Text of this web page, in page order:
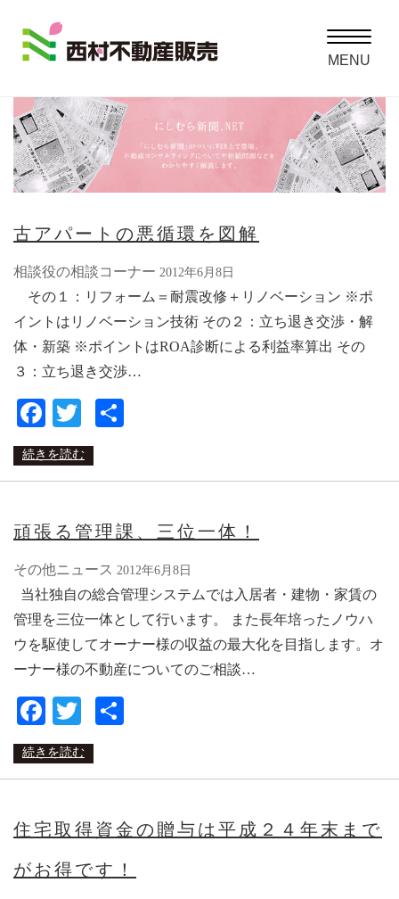
Toggle
MENU
古アパートの悪循環を図解
相談役の相談コーナー 2012年6月8日
その１：リフォーム＝耐震改修＋リノベーション ※ポ
イントはリノベーション技術 その２：立ち退き交渉・解
体・新築 ※ポイントはROA診断による利益率算出 その
３：立ち退き交渉…
Facebook
Twitter
続きを読む
頑張る管理課、三位一体！
その他ニュース 2012年6月8日
当社独自の総合管理システムでは入居者・建物・家賃の
管理を三位一体として行います。 また長年培ったノウハ
ウを駆使してオーナー様の収益の最大化を目指します。オ
ーナー様の不動産についてのご相談…
Facebook
Twitter
続きを読む
住宅取得資金の贈与は平成２４年末まで
がお得です！